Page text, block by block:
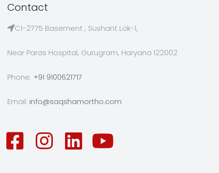
Contact
C1-2775 Basement , Sushant Lok-1,
Near Paras Hospital, Gurugram, Haryana 122002
Phone: +91 9100621717
Email: info@saqshamortho.com